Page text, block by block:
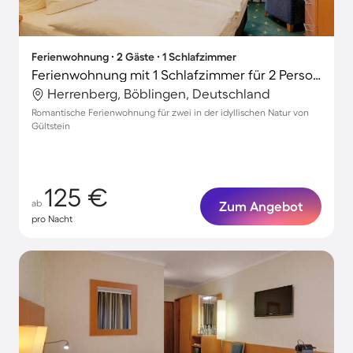
Ferienwohnung ∙ 2 Gäste ∙ 1 Schlafzimmer
Ferienwohnung mit 1 Schlafzimmer für 2 Personen
Herrenberg, Böblingen, Deutschland
Romantische Ferienwohnung für zwei in der idyllischen Natur von
Gültstein
ab 125 €
pro Nacht
Zum Angebot